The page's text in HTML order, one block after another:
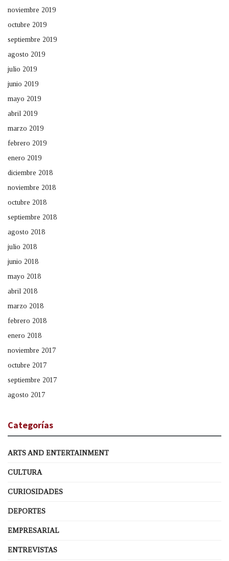
noviembre 2019
octubre 2019
septiembre 2019
agosto 2019
julio 2019
junio 2019
mayo 2019
abril 2019
marzo 2019
febrero 2019
enero 2019
diciembre 2018
noviembre 2018
octubre 2018
septiembre 2018
agosto 2018
julio 2018
junio 2018
mayo 2018
abril 2018
marzo 2018
febrero 2018
enero 2018
noviembre 2017
octubre 2017
septiembre 2017
agosto 2017
Categorías
ARTS AND ENTERTAINMENT
CULTURA
CURIOSIDADES
DEPORTES
EMPRESARIAL
ENTREVISTAS